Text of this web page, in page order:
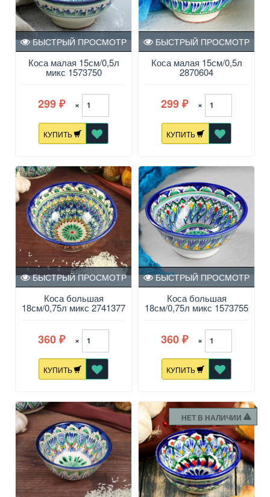
Коса малая 15см/0,5л
микс 1573750
БЫСТРЫЙ ПРОСМОТР
299 ₽ ×
КУПИТЬ
Коса малая 15см/0,5л
2870604
БЫСТРЫЙ ПРОСМОТР
299 ₽ ×
КУПИТЬ
Коса большая
18см/0,75л микс 2741377
БЫСТРЫЙ ПРОСМОТР
360 ₽ ×
КУПИТЬ
Коса большая
18см/0,75л микс 1573755
БЫСТРЫЙ ПРОСМОТР
360 ₽ ×
КУПИТЬ
НЕТ В НАЛИЧИИ